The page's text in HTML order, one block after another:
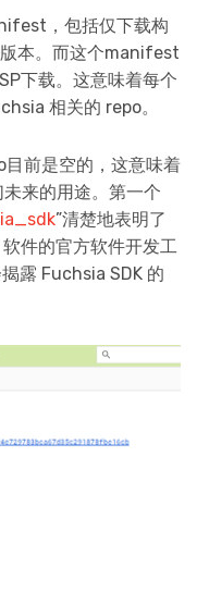
，包括仅下载构
本。而这个manifest
下载。这意味着每个
相关的 repo。
目前是空的，这意味着
来的用途。第一个
”清楚地表明了
件的官方软件开发工
露 Fuchsia SDK 的